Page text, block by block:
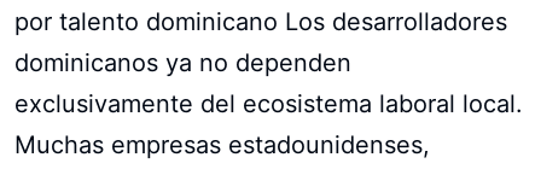
por talento dominicano Los desarrolladores
dominicanos ya no dependen
exclusivamente del ecosistema laboral local.
Muchas empresas estadounidenses,